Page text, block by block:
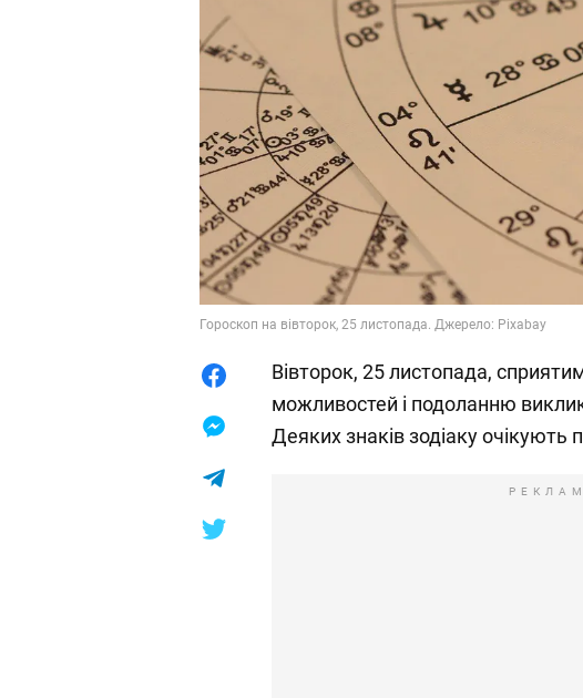
Гороскоп на вівторок, 25 листопада. Джерело: Pixabay
Вівторок, 25 листопада,
можливостей і подоланню
Деяких знаків зодіаку очікують